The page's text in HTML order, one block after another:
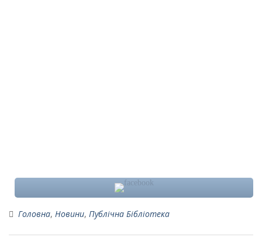
Головна, Новини, Публічна Бібліотека